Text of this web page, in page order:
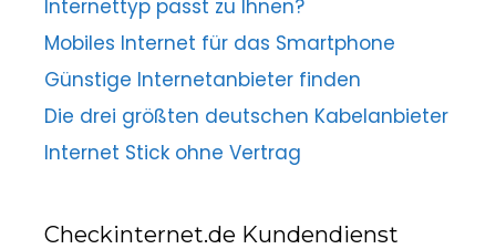
Internettyp passt zu Ihnen?
Mobiles Internet für das Smartphone
Günstige Internetanbieter finden
Die drei größten deutschen Kabelanbieter
Internet Stick ohne Vertrag
Checkinternet.de Kundendienst